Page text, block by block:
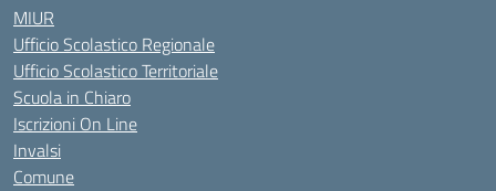
MIUR
Ufficio Scolastico Regionale
Ufficio Scolastico Territoriale
Scuola in Chiaro
Iscrizioni On Line
Invalsi
Comune